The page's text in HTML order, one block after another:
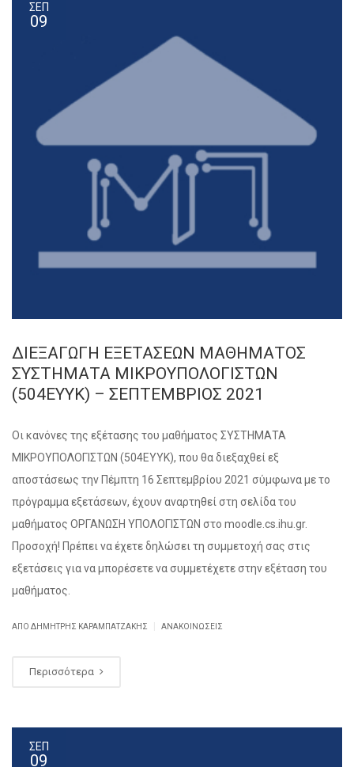
ΣΕΠ
09
ΔΙΕΞΑΓΩΓΗ ΕΞΕΤΑΣΕΩΝ ΜΑΘΗΜΑΤΟΣ
ΣΥΣΤΗΜΑΤΑ ΜΙΚΡΟΥΠΟΛΟΓΙΣΤΩΝ
(504ΕΥΥΚ) – ΣΕΠΤΕΜΒΡΙΟΣ 2021
Οι κανόνες της εξέτασης του μαθήματος ΣΥΣΤΗΜΑΤΑ
ΜΙΚΡΟΥΠΟΛΟΓΙΣΤΩΝ (504ΕΥΥΚ), που θα διεξαχθεί εξ
αποστάσεως την Πέμπτη 16 Σεπτεμβρίου 2021 σύμφωνα με το
πρόγραμμα εξετάσεων, έχουν αναρτηθεί στη σελίδα του
μαθήματος ΟΡΓΑΝΩΣΗ ΥΠΟΛΟΓΙΣΤΩΝ στο moodle.cs.ihu.gr.
Προσοχή! Πρέπει να έχετε δηλώσει τη συμμετοχή σας στις
εξετάσεις για να μπορέσετε να συμμετέχετε στην εξέταση του
μαθήματος.
ΑΠΌ ΔΗΜΉΤΡΗΣ ΚΑΡΑΜΠΑΤΖΆΚΗΣ ΑΝΑΚΟΙΝΏΣΕΙΣ
Περισσότερα
ΣΕΠ
09